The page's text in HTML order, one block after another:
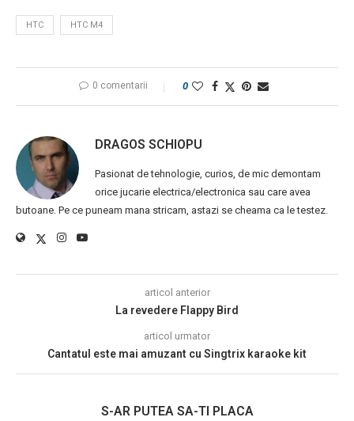
HTC HTC M4
0 comentarii 0
DRAGOS SCHIOPU
Pasionat de tehnologie, curios, de mic demontam
orice jucarie electrica/electronica sau care avea
butoane. Pe ce puneam mana stricam, astazi se cheama ca le testez.
articol anterior
La revedere Flappy Bird
articol urmator
Cantatul este mai amuzant cu Singtrix karaoke kit
S-AR PUTEA SA-TI PLACA